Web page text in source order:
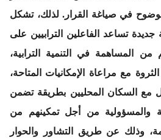
في صياغة القرار. لذلك، تشكل
جديدة تساعد الفاعلين الترابيين على
من المساهمة في التنمية الترابية،
مع مراعاة الإمكانيات المتاحة،
مع السكان المحليين بطريقة تضمن
والمسؤولية من أجل تمكينهم من
وذلك عن طريق التشاور والحوار